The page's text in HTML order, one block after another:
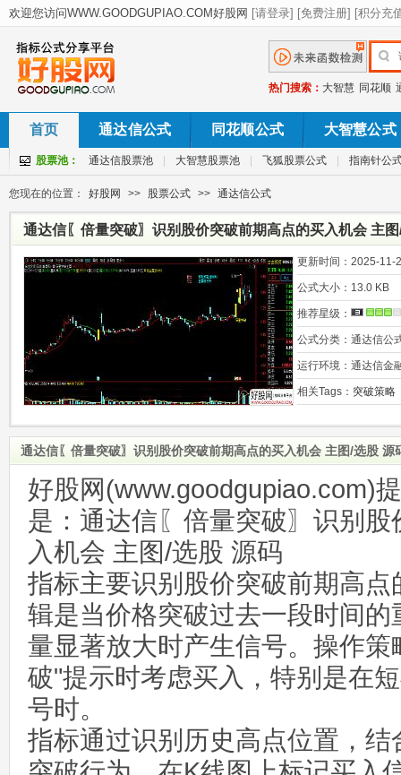
热门搜索： 大智慧 同花顺
首页 通达信公式 同花顺公式 大智慧公式
股票池： 通达信股票池 大智慧股票池 飞狐股票公式 指南针公
您现在的位置： 好股网 >> 股票公式 >> 通达信公式
通达信〖倍量突破〗识别股价突破前期高点的买入机会 主
更新时间： 2025-11-
公式大小： 13.0 KB
推荐星级：
公式分类： 通达信公
运行环境： 通达信金
相关Tags： 突破策略
通达信〖倍量突破〗识别股价突破前期高点的买入机会 主图/选股 源
好股网(www.goodgupiao.com)
是：通达信〖倍量突破〗识别
入机会 主图/选股 源码
指标主要识别股价突破前期高
辑是当价格突破过去一段时间
量显著放大时产生信号。操作
破"提示时考虑买入，特别是在
号时。
指标通过识别历史高点位置，